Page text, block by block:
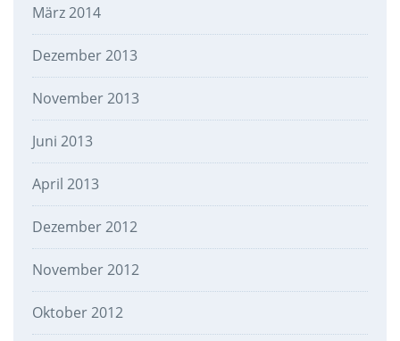
März 2014
Dezember 2013
November 2013
Juni 2013
April 2013
Dezember 2012
November 2012
Oktober 2012